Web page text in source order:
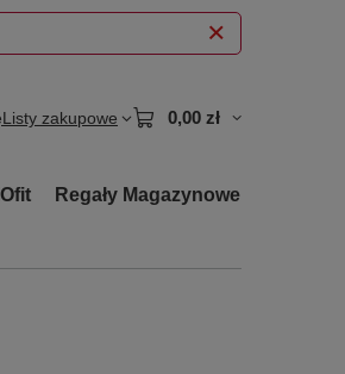
Listy zakupowe 0,00 zł
Regały Magazynowe